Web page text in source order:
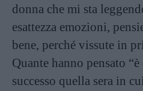
donna che mi sta
esattezza emozioni,
bene, perché vissute in
Quante hanno pensato
successo quella sera in